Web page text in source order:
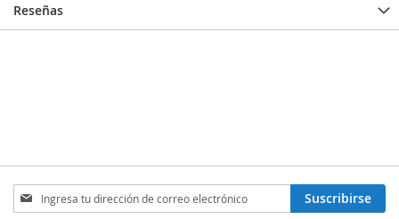
Reseñas
Inscríbase
a
Suscribirse